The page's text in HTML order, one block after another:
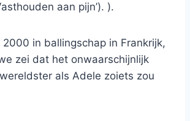
aan pijn’). ).
in ballingschap in Frankrijk,
zei dat het onwaarschijnlijk
als Adele zoiets zou